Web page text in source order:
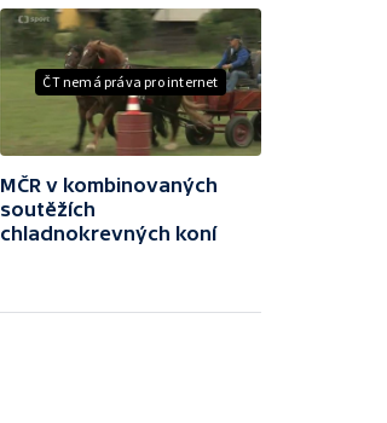
ČT nemá práva pro internet
MČR v kombinovaných
soutěžích
chladnokrevných koní